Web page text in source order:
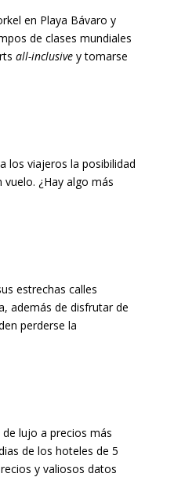
en Playa Bávaro y
de clases mundiales
all-inclusive y tomarse
los viajeros la posibilidad
¿Hay algo más
estrechas calles
además de disfrutar de
perderse la
lujo a precios más
de los hoteles de 5
y valiosos datos